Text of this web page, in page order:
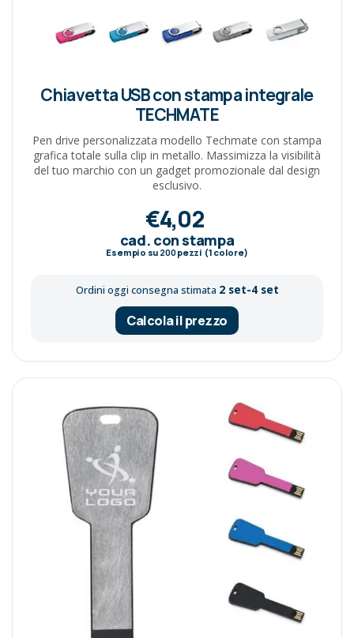
Chiavetta USB con stampa integrale
TECHMATE
Pen drive personalizzata modello Techmate con stampa
grafica totale sulla clip in metallo. Massimizza la visibilità
del tuo marchio con un gadget promozionale dal design
esclusivo.
€4,02
cad. con stampa
Esempio su 200pezzi (1 colore)
Ordini oggi consegna stimata 2 set-4 set
Calcola il prezzo